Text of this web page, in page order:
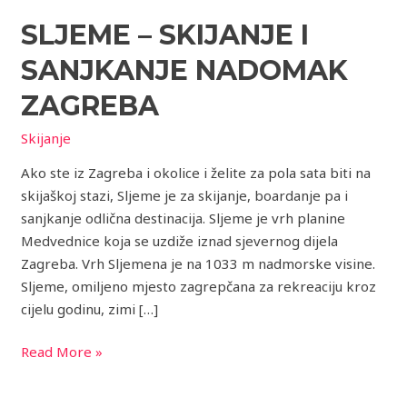
SLJEME – SKIJANJE I
SANJKANJE NADOMAK
ZAGREBA
Skijanje
Ako ste iz Zagreba i okolice i želite za pola sata biti na
skijaškoj stazi, Sljeme je za skijanje, boardanje pa i
sanjkanje odlična destinacija. Sljeme je vrh planine
Medvednice koja se uzdiže iznad sjevernog dijela
Zagreba. Vrh Sljemena je na 1033 m nadmorske visine.
Sljeme, omiljeno mjesto zagrepčana za rekreaciju kroz
cijelu godinu, zimi […]
skijanje
sanjkanje
nadomak
Zagreba
Read More »